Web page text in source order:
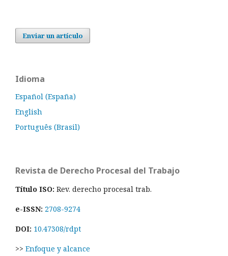
Enviar un artículo
Idioma
Español (España)
English
Português (Brasil)
Revista de Derecho Procesal del Trabajo
Título ISO: Rev. derecho procesal trab.
e-ISSN: 2708-9274
DOI: 10.47308/rdpt
>> Enfoque y alcance